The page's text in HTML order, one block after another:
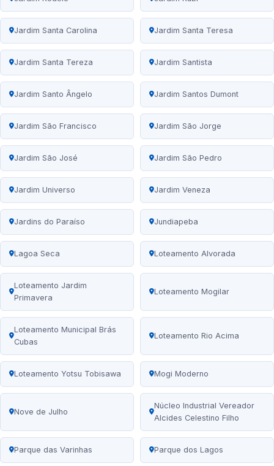
Jardim Santa Carolina Jardim Santa Teresa
Jardim Santa Tereza Jardim Santista
Jardim Santo Ângelo Jardim Santos Dumont
Jardim São Francisco Jardim São Jorge
Jardim São José Jardim São Pedro
Jardim Universo Jardim Veneza
Jardins do Paraíso Jundiapeba
Lagoa Seca Loteamento Alvorada
Loteamento Jardim
Primavera
Loteamento Mogilar
Loteamento Municipal Brás
Cubas
Loteamento Rio Acima
Loteamento Yotsu Tobisawa Mogi Moderno
Nove de Julho
Núcleo Industrial Vereador
Alcides Celestino Filho
Parque das Varinhas Parque dos Lagos